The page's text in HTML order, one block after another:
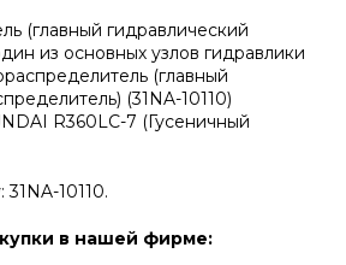
(главный гидравлический
из основных узлов гидравлики
(главный
(31NA-10110)
R360LC-7 (Гусеничный
10110.
в нашей фирме: